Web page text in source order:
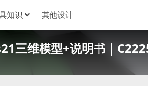
知识 其他设计
三维模型+说明书｜